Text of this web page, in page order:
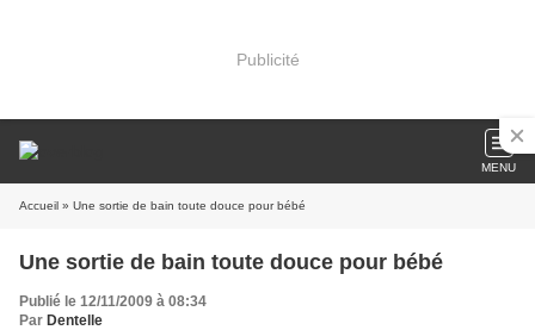
Publicité
MENU
Accueil » Une sortie de bain toute douce pour bébé
Une sortie de bain toute douce pour bébé
Publié le 12/11/2009 à 08:34
Par Dentelle